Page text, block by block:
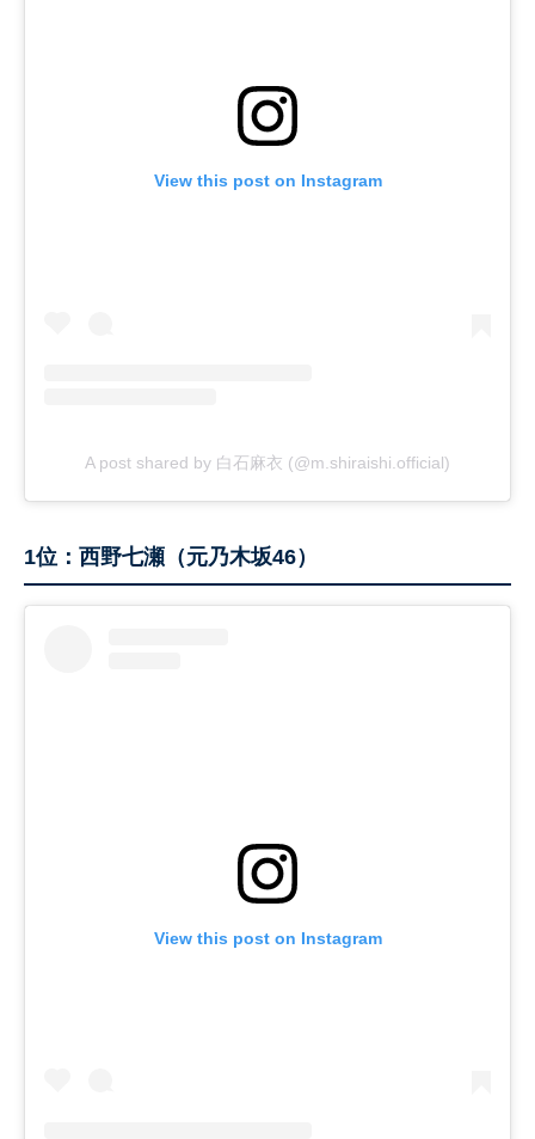
View this post on Instagram
A post shared by 白石麻衣 (@m.shiraishi.official)
1位：西野七瀬（元乃木坂46）
View this post on Instagram